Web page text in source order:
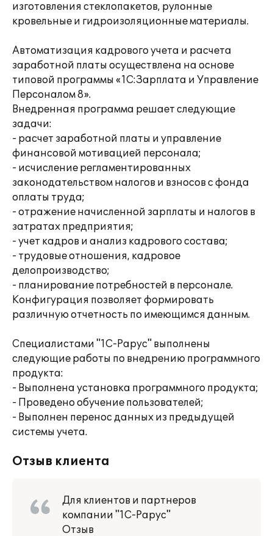
изготовления стеклопакетов, рулонные
кровельные и гидроизоляционные материалы.
Автоматизация кадрового учета и расчета
заработной платы осуществлена на основе
типовой программы «1С:Зарплата и Управление
Персоналом 8».
Внедренная программа решает следующие
задачи:
- расчет заработной платы и управление
финансовой мотивацией персонала;
- исчисление регламентированных
законодательством налогов и взносов с фонда
оплаты труда;
- отражение начисленной зарплаты и налогов в
затратах предприятия;
- учет кадров и анализ кадрового состава;
- трудовые отношения, кадровое
делопроизводство;
- планирование потребностей в персонале.
Конфигурация позволяет формировать
различную отчетность по имеющимся данным.
Специалистами "1С-Рарус" выполнены
следующие работы по внедрению программного
продукта:
- Выполнена установка программного продукта;
- Проведено обучение пользователей;
- Выполнен перенос данных из предыдущей
системы учета.
Отзыв клиента
Для клиентов и партнеров
компании "1С-Рарус"
Отзыв